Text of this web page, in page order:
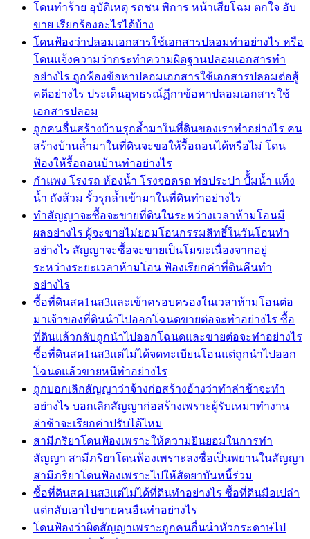
โดนทำร้าย อุบัติเหตุ รถชน พิการ หน้าเสียโฉม ตกใจ อับ
ขาย เรียกร้องอะไรได้บ้าง
โดนฟ้องว่าปลอมเอกสารใช้เอกสารปลอมทำอย่างไร หรือ
โดนแจ้งความว่ากระทำความผิดฐานปลอมเอกสารทำ
อย่างไร ถูกฟ้องข้อหาปลอมเอกสารใช้เอกสารปลอมต่อสู้
คดีอย่างไร ประเด็นอุทธรณ์ฏีกาข้อหาปลอมเอกสารใช้
เอกสารปลอม
ถูกคนอื่นสร้างบ้านรุกล้ำมาในที่ดินของเราทำอย่างไร คน
สร้างบ้านล้ำมาในที่ดินจะขอให้รื้อถอนได้หรือไม่ โดน
ฟ้องให้รื้อถอนบ้านทำอย่างไร
กำแพง โรงรถ ห้องน้ำ โรงจอดรถ ท่อประปา ปัั้มน้ำ แท็ง
น้ำ ถังส้วม รั้วรุกล้ำเข้ามาในที่ดินทำอย่างไร
ทำสัญญาจะซื้อจะขายที่ดินในระหว่างเวลาห้ามโอนมี
ผลอย่างไร ผู้จะขายไม่ยอมโอนกรรมสิทธิ์ในวันโอนทำ
อย่างไร สัญญาจะซื้อจะขายเป็นโมฆะเนื่องจากอยู่
ระหว่างระยะเวลาห้ามโอน ฟ้องเรียกค่าที่ดินคืนทำ
อย่างไร
ซื้อที่ดินสค1นส3และเข้าครอบครองในเวลาห้ามโอนต่อ
มาเจ้าของที่ดินนำไปออกโฉนดขายต่อจะทำอย่างไร ซื้อ
ที่ดินแล้วกลับถูกนำไปออกโฉนดและขายต่อจะทำอย่างไร
ซื้อที่ดินสค1นส3แต่ไม่ได้จดทะเบียนโอนแต่ถูกนำไปออก
โฉนดแล้วขายหนีทำอย่างไร
ถูกบอกเลิกสัญญาว่าจ้างก่อสร้างอ้างว่าทำล่าช้าจะทำ
อย่างไร บอกเลิกสัญญาก่อสร้างเพราะผู้รับเหมาทำงาน
ล่าช้าจะเรียกค่าปรับได้ไหม
สามีภริยาโดนฟ้องเพราะให้ความยินยอมในการทำ
สัญญา สามีภริยาโดนฟ้องเพราะลงชื่อเป็นพยานในสัญญา
สามีภริยาโดนฟ้องเพราะไปให้สัตยาบันหนี้ร่วม
ซื้อที่ดินสค1นส3แต่ไม่ได้ที่ดินทำอย่างไร ซื้อที่ดินมือเปล่า
แต่กลับเอาไปขายคนอืนทำอย่างไร
โดนฟ้องว่าผิดสัญญาเพราะถูกคนอื่นนำหัวกระดาษไป